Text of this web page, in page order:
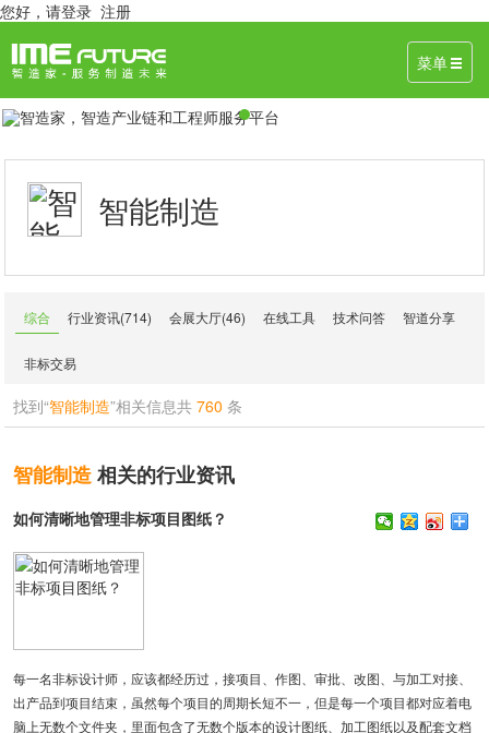
您好， 请登录 注册
菜单
智能制造
综合 行业资讯(714) 会展大厅(46) 在线工具 技术问答 智道分享
非标交易
找到“智能制造”相关信息共 760 条
智能制造相关的行业资讯
如何清晰地管理非标项目图纸？
每一名非标设计师，应该都经历过，接项目、作图、审批、改图、与加工对接、
出产品到项目结束，虽然每个项目的周期长短不一，但是每一个项目都对应着电
脑上无数个文件夹，里面包含了无数个版本的设计图纸、加工图纸以及配套文档